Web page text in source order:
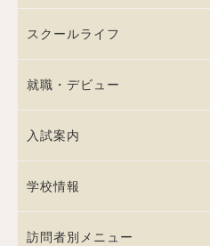
スクールライフ
就職・デビュー
入試案内
学校情報
訪問者別メニュー